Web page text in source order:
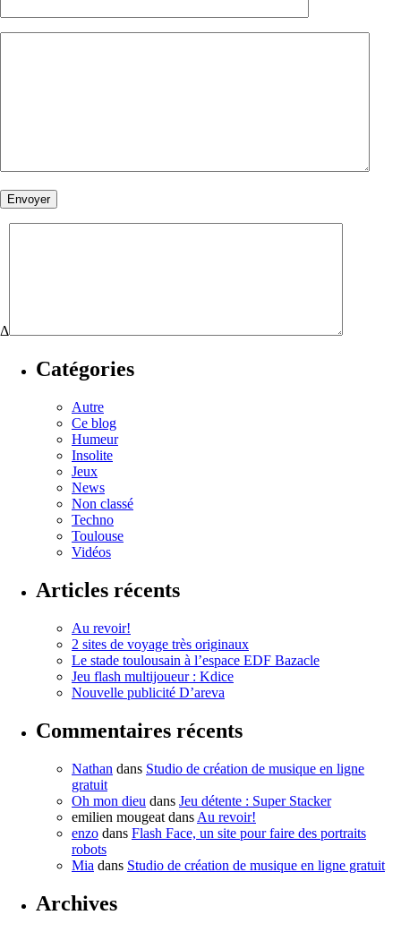
Δ
Catégories
Autre
Ce blog
Humeur
Insolite
Jeux
News
Non classé
Techno
Toulouse
Vidéos
Articles récents
Au revoir!
2 sites de voyage très originaux
Le stade toulousain à l’espace EDF Bazacle
Jeu flash multijoueur : Kdice
Nouvelle publicité D’areva
Commentaires récents
Nathan dans Studio de création de musique en ligne
gratuit
Oh mon dieu dans Jeu détente : Super Stacker
emilien mougeat dans Au revoir!
enzo dans Flash Face, un site pour faire des portraits
robots
Mia dans Studio de création de musique en ligne gratuit
Archives